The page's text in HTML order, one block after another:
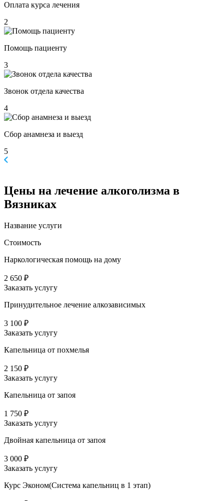
Оплата курса лечения
2
Помощь пациенту
3
Звонок отдела качества
4
Сбор анамнеза и выезд
5
Цены на лечение алкоголизма в
Вязниках
Название услуги
Стоимость
Наркологическая помощь на дому
2 650 ₽
Заказать услугу
Принудительное лечение алкозависимых
3 100 ₽
Заказать услугу
Капельница от похмелья
2 150 ₽
Заказать услугу
Капельница от запоя
1 750 ₽
Заказать услугу
Двойная капельница от запоя
3 000 ₽
Заказать услугу
Курс Эконом(Система капельниц в 1 этап)